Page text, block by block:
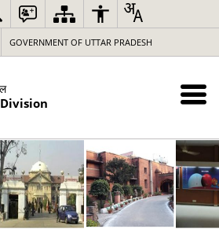
GOVERNMENT OF UTTAR PRADESH